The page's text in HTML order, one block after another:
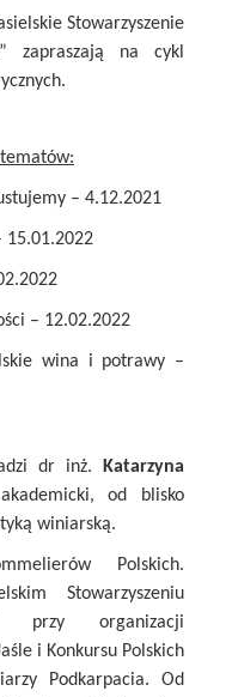
Stowarzyszenie
zapraszają na cykl
– 4.12.2021
15.01.2022
– 12.02.2022
wina i potrawy –
dr inż.
Katarzyna
od blisko
winiarską.
Polskich.
Stowarzyszeniu
przy organizacji
i Konkursu Polskich
Podkarpacia. Od